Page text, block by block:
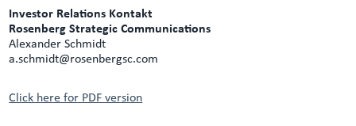
Investor Relations Kontakt
Rosenberg Strategic Communications
Alexander Schmidt
a.schmidt@rosenbergsc.com
Click here for PDF version